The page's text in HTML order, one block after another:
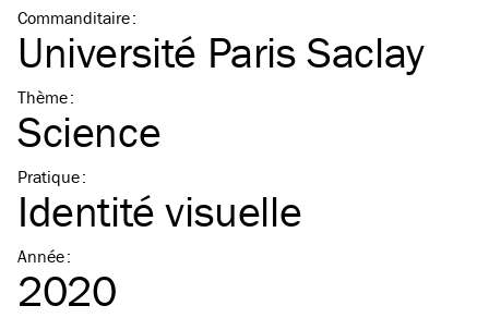
Commanditaire:
Université Paris Saclay
Thème:
Science
Pratique:
Identité visuelle
Année:
2020